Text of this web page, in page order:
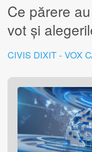
Ce părere
vot și
CIVIS DIXIT - VOX